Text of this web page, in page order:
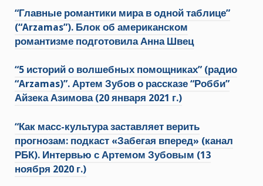
“Главные романтики мира в одной таблице”
(“Arzamas”). Блок об американском
романтизме подготовила Анна Швец
“5 историй о волшебных помощниках” (радио
“Arzamas)”. Артем Зубов о рассказе “Робби”
Айзека Азимова (20 января 2021 г.)
“Как масс-культура заставляет верить
прогнозам: подкаст «Забегая вперед» (канал
РБК). Интервью с Артемом Зубовым (13
ноября 2020 г.)